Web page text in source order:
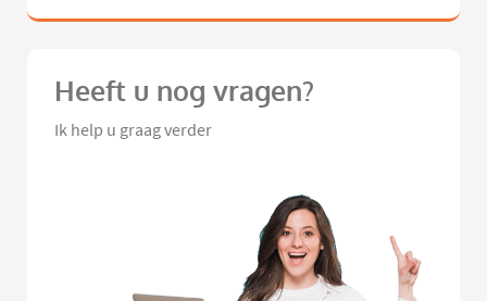
Heeft u nog vragen?
Ik help u graag verder